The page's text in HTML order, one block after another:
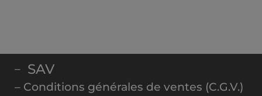
– SAV
– Conditions générales de ventes (C.G.V.)